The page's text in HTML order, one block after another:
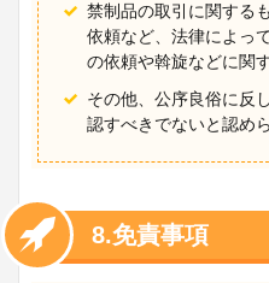
禁制品の取引に関する
依頼など、法律によっ
の依頼や斡旋などに関
その他、公序良俗に反
認すべきでないと認め
8.免責事項